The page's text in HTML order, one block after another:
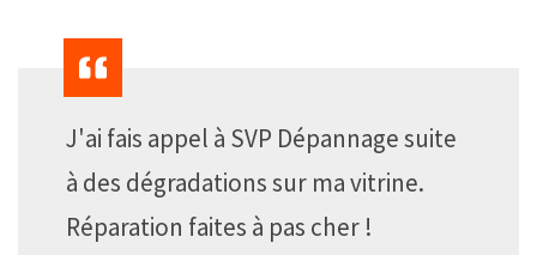
J'ai fais appel à SVP Dépannage suite
à des dégradations sur ma vitrine.
Réparation faites à pas cher !